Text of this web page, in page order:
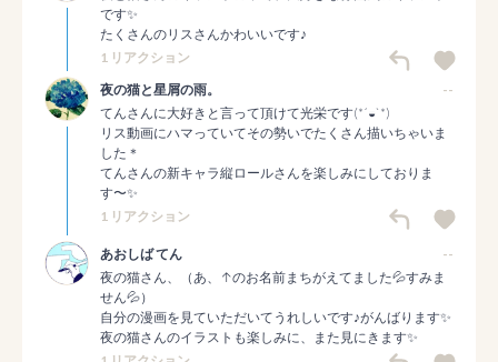
です✨
たくさんのリスさんかわいいです♪
1 リアクション
夜の猫と星屑の雨。
--
てんさんに大好きと言って頂けて光栄です(*´◒`*)
リス動画にハマっていてその勢いでたくさん描いちゃいま
した＊
てんさんの新キャラ縦ロールさんを楽しみにしておりま
す〜✨
1 リアクション
あおしば てん
--
夜の猫さん、（あ、↑のお名前まちがえてました💦すみま
せん💦）
自分の漫画を見ていただいてうれしいです♪がんばります✨
夜の猫さんのイラストも楽しみに、また見にきます✨